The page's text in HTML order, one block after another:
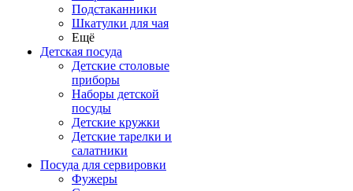
Подстаканники
Шкатулки для чая
Ещё
Детская посуда
Детские столовые
приборы
Наборы детской
посуды
Детские кружки
Детские тарелки и
салатники
Посуда для сервировки
Фужеры